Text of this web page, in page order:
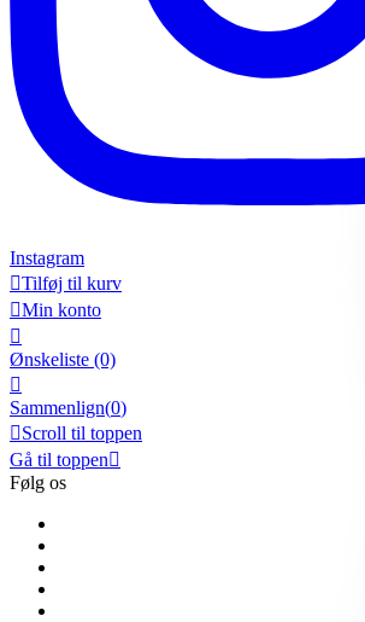
Instagram
Tilføj til kurv
Min konto

Ønskeliste (0)

Sammenlign(0)
Scroll til toppen
Gå til toppen
Følg os